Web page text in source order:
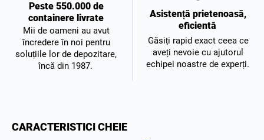
Peste 550.000 de
containere livrate
Mii de oameni au avut
încredere în noi pentru
soluțiile lor de depozitare,
încă din 1987.
Asistență prietenoasă,
eficientă
Găsiți rapid exact ceea ce
aveți nevoie cu ajutorul
echipei noastre de experți.
CARACTERISTICI CHEIE